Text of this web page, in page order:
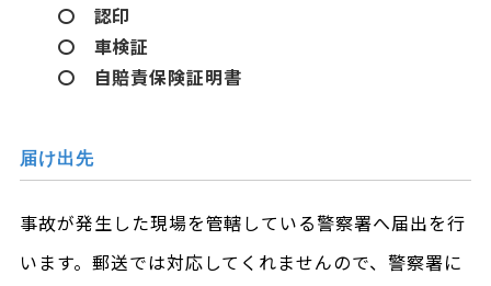
〇 認印
〇 車検証
〇 自賠責保険証明書
届け出先
事故が発生した現場を管轄している警察署へ届出を行
います。郵送では対応してくれませんので、警察署に